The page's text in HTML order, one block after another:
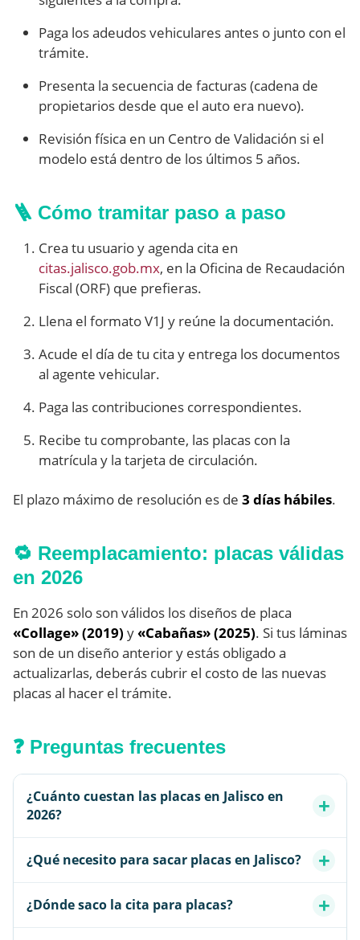
Paga los adeudos vehiculares antes o junto con el
trámite.
Presenta la secuencia de facturas (cadena de
propietarios desde que el auto era nuevo).
Revisión física en un Centro de Validación si el
modelo está dentro de los últimos 5 años.
🪜 Cómo tramitar paso a paso
Crea tu usuario y agenda cita en
citas.jalisco.gob.mx, en la Oficina de Recaudación
Fiscal (ORF) que prefieras.
Llena el formato V1J y reúne la documentación.
Acude el día de tu cita y entrega los documentos
al agente vehicular.
Paga las contribuciones correspondientes.
Recibe tu comprobante, las placas con la
matrícula y la tarjeta de circulación.
El plazo máximo de resolución es de 3 días hábiles.
🔁 Reemplacamiento: placas válidas
en 2026
En 2026 solo son válidos los diseños de placa
«Collage» (2019) y«Cabañas» (2025). Si tus láminas
son de un diseño anterior y estás obligado a
actualizarlas, deberás cubrir el costo de las nuevas
placas al hacer el trámite.
❓ Preguntas frecuentes
¿Cuánto cuestan las placas en Jalisco en
2026?
¿Qué necesito para sacar placas en Jalisco?
¿Dónde saco la cita para placas?